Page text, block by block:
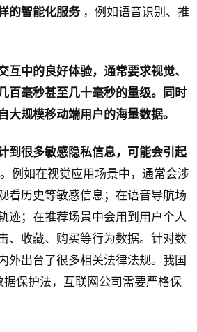
的智能化服务，例如语音识别、推
互中的良好体验，通常要求视觉、
百毫秒甚至几十毫秒的量级。同时
大规模移动端用户的海量数据。
到很多敏感隐私信息，可能会引起
。例如在视觉应用场景中，通常会涉
看历史等敏感信息；在语音导航场
迹；在推荐场景中会用到用户个人
、收藏、购买等行为数据。针对数
外出台了很多相关法律法规。我国
据保护法，互联网公司需要严格保